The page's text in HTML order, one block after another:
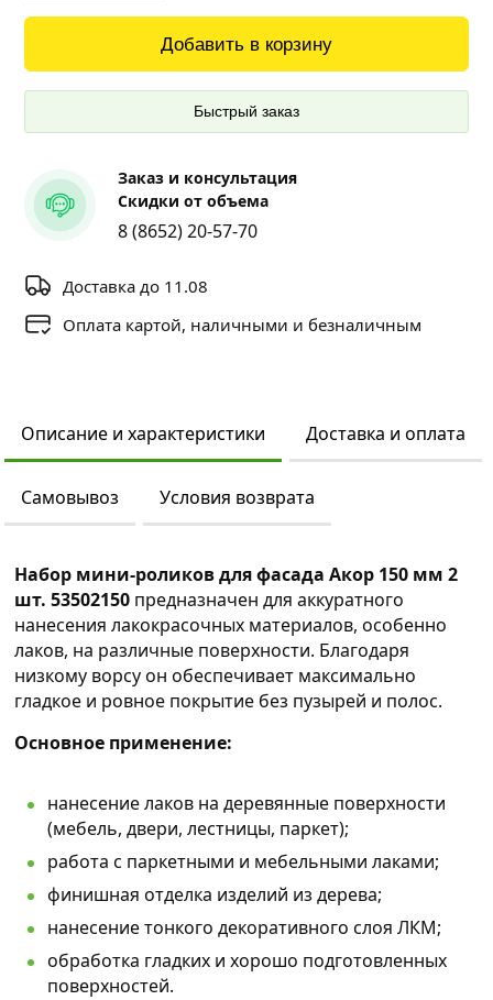
Добавить в корзину
Быстрый заказ
Заказ и консультация
Скидки от объема
8 (8652) 20-57-70
Доставка до 11.08
Оплата картой, наличными и безналичным
Описание и характеристики Доставка и оплата
Самовывоз Условия возврата
Набор мини-роликов для фасада Акор 150 мм 2
шт. 53502150 предназначен для аккуратного
нанесения лакокрасочных материалов, особенно
лаков, на различные поверхности. Благодаря
низкому ворсу он обеспечивает максимально
гладкое и ровное покрытие без пузырей и полос.
Основное применение:
нанесение лаков на деревянные поверхности
(мебель, двери, лестницы, паркет);
работа с паркетными и мебельными лаками;
финишная отделка изделий из дерева;
нанесение тонкого декоративного слоя ЛКМ;
обработка гладких и хорошо подготовленных
поверхностей.